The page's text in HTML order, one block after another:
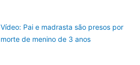
Vídeo: Pai e madrasta são presos por
morte de menino de 3 anos